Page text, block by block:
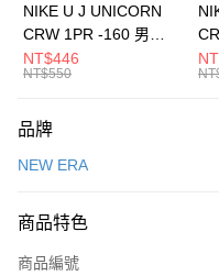
元大商業銀行
台灣樂天信用卡公司
全盈+PAY
AFTEE先享後付
【關於「AFTEE先享後付」】
便利好安心！
３．安心：先確認商品／服務後
【「AFTEE先享後付」結帳流程】
運送方式
每筆NT$100，滿NT$1,500(
宅配
NIKE U J UNICORN
CRW 1PR -160 男女
中統襪 FZ3393100
NT$446
NT$550
品牌
NEW ERA
商品特色
商品編號